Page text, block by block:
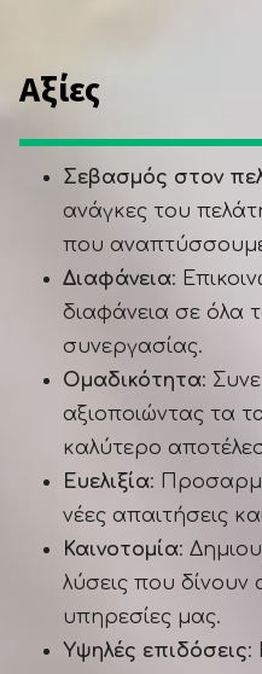
Αξίες
Σεβασμός στον
ανάγκες του
που
Διαφάνεια:
διαφάνεια σε όλα
συνεργασίας.
Ομαδικότητα:
αξιοποιώντας τα
καλύτερο
Ευελιξία:
νέες απαιτήσεις
Καινοτομία:
λύσεις που δίνουν
υπηρεσίες μας.
Υψηλές επιδόσεις: